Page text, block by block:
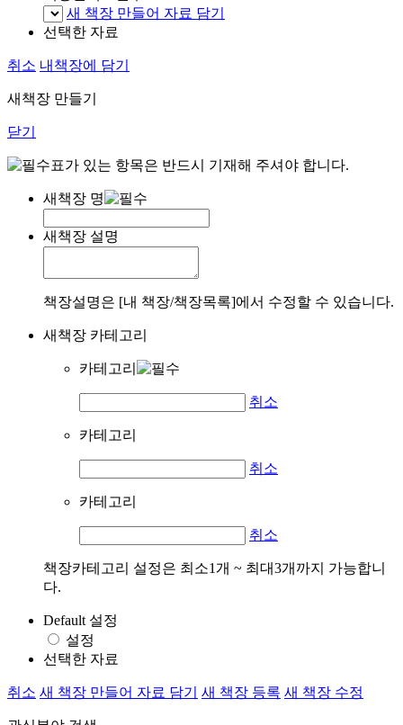
새 책장 만들어 자료 담기
선택한 자료
취소 내책장에 담기
새책장 만들기
닫기
표가 있는 항목은 반드시 기재해 주셔야 합니다.
새책장 명
새책장 설명
책장설명은 [내 책장/책장목록]에서 수정할 수 있습니다.
새책장 카테고리
카테고리
취소
카테고리
취소
카테고리
취소
책장카테고리 설정은 최소1개 ~ 최대3개까지 가능합니
다.
Default 설정
설정
선택한 자료
취소 새 책장 만들어 자료 담기 새 책장 등록 새 책장 수정